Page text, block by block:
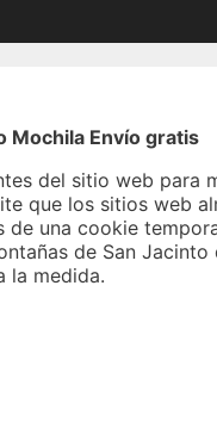
Mochila Envío gratis
del sitio web para
que los sitios web
una cookie
de San
la medida.